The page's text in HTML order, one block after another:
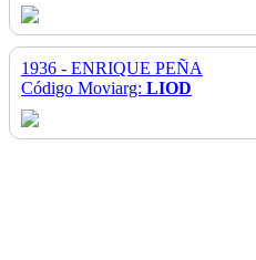
1936 - ENRIQUE PEÑA
Código Moviarg: LIOD